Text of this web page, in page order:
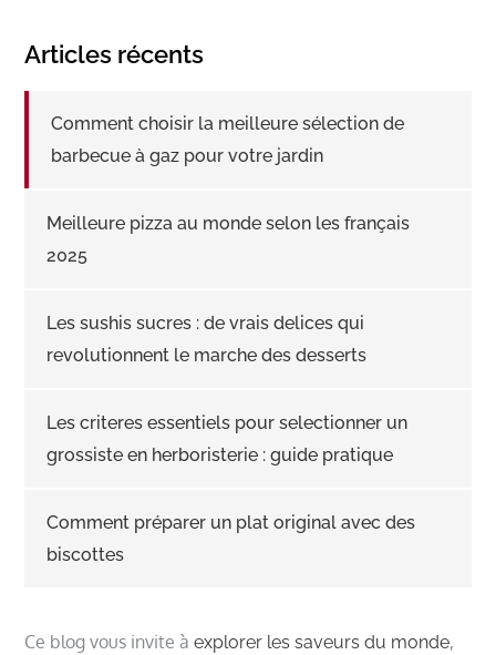
Articles récents
Comment choisir la meilleure sélection de
barbecue à gaz pour votre jardin
Meilleure pizza au monde selon les français
2025
Les sushis sucres : de vrais delices qui
revolutionnent le marche des desserts
Les criteres essentiels pour selectionner un
grossiste en herboristerie : guide pratique
Comment préparer un plat original avec des
biscottes
Ce blog vous invite àexplorer les saveurs du monde,